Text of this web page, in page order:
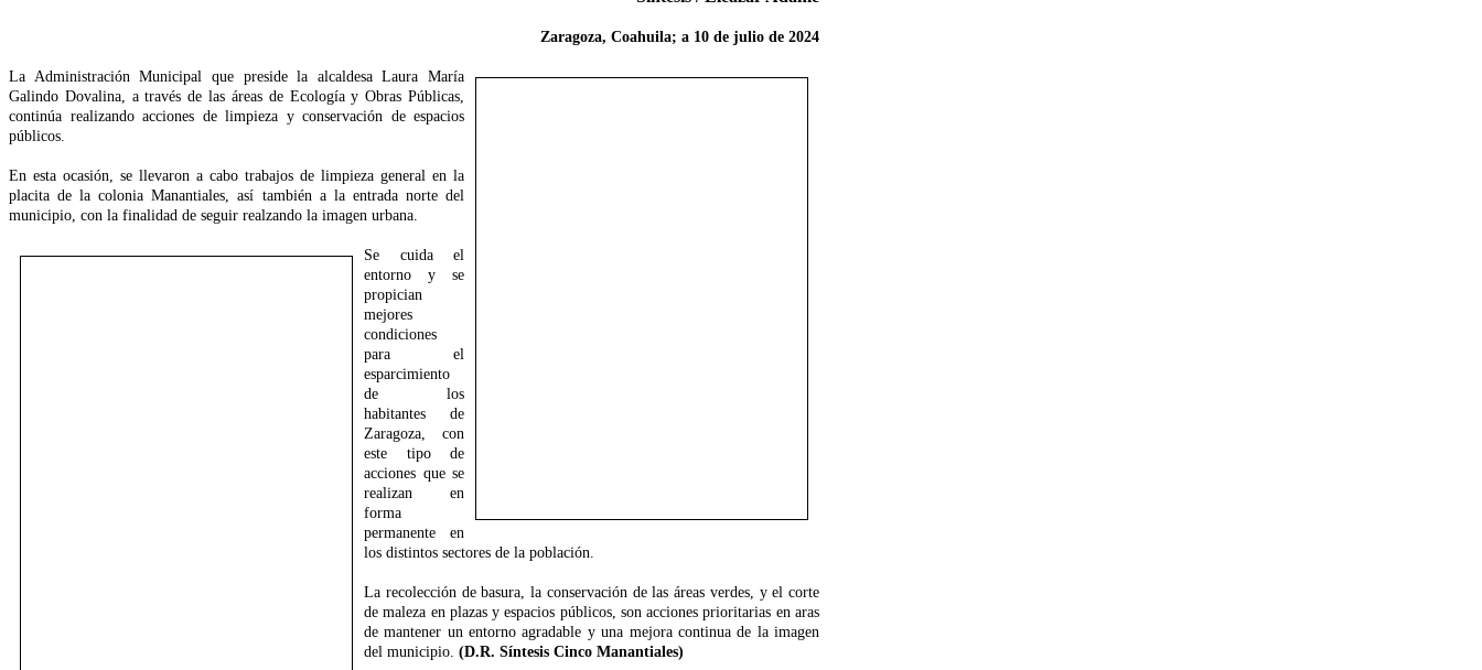
Zaragoza, Coahuila; a 10 de julio de 2024
La Administración Municipal que preside la alcaldesa Laura María
Galindo Dovalina, a través de las áreas de Ecología y Obras Públicas,
continúa realizando acciones de limpieza y conservación de espacios
públicos.
En esta ocasión, se llevaron a cabo trabajos de limpieza general en la
placita de la colonia Manantiales, así también a la entrada norte del
municipio, con la finalidad de seguir realzando la imagen urbana.
Se cuida el
entorno y se
propician
mejores
condiciones
para el
esparcimiento
de los
habitantes de
Zaragoza, con
este tipo de
acciones que se
realizan en
forma
permanente en
los distintos sectores de la población.
La recolección de basura, la conservación de las áreas verdes, y el corte
de maleza en plazas y espacios públicos, son acciones prioritarias en aras
de mantener un entorno agradable y una mejora continua de la imagen
del municipio. (D.R. Síntesis Cinco Manantiales)